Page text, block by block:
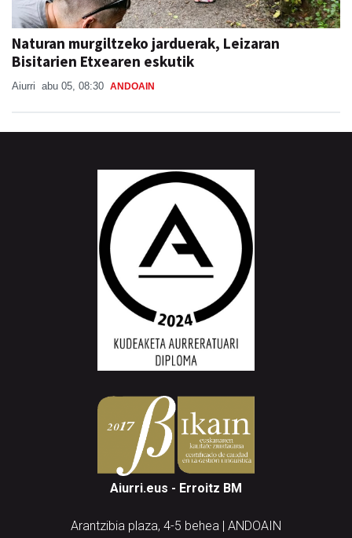
Naturan murgiltzeko jarduerak, Leizaran
Bisitarien Etxearen eskutik
Aiurri abu 05, 08:30 ANDOAIN
Aiurri.eus - Erroitz BM
Arantzibia plaza, 4-5 behea | ANDOAIN